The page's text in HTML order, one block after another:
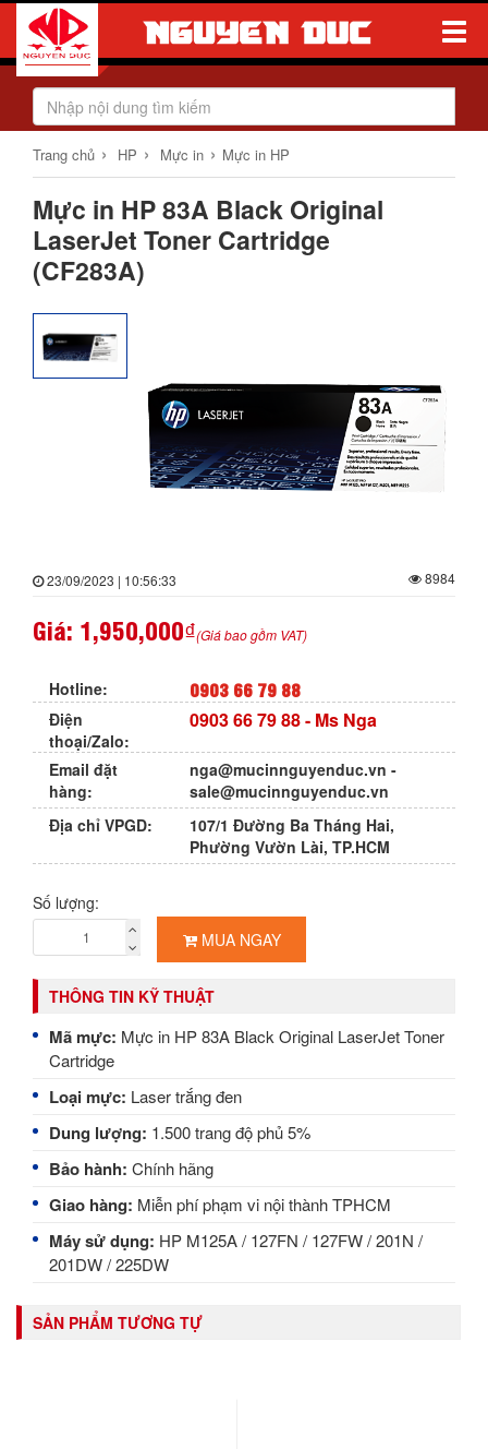
Toggle
Trang chủ › HP › Mực in › Mực in HP
Mực in HP 83A Black Original
LaserJet Toner Cartridge
(CF283A)
23/09/2023 | 10:56:33 8984
Giá: 1,950,000₫(Giá bao gồm VAT)
Hotline: 0903 66 79 88
Điện
thoại/Zalo:
0903 66 79 88- Ms Nga
Email đặt
hàng:
nga@mucinnguyenduc.vn -
sale@mucinnguyenduc.vn
Địa chỉ VPGD:
107/1 Đường Ba Tháng Hai,
Phường Vườn Lài, TP.HCM
Số lượng:
MUA NGAY
THÔNG TIN KỸ THUẬT
Mã mực: Mực in HP 83A Black Original LaserJet Toner
Cartridge
Loại mực: Laser trắng đen
Dung lượng: 1.500 trang độ phủ 5%
Bảo hành: Chính hãng
Giao hàng: Miễn phí phạm vi nội thành TPHCM
Máy sử dụng: HP M125A / 127FN / 127FW / 201N /
201DW / 225DW
SẢN PHẨM TƯƠNG TỰ